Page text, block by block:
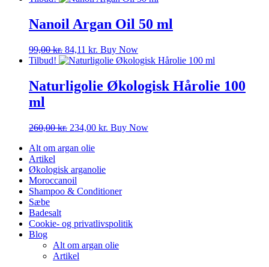
var:
135,00 kr..
er:
134,95 kr..
Nanoil Argan Oil 50 ml
99,00kr. Den
oprindelige
var:
99,00 kr..
84,11 kr. Den
aktuelle
84,11 kr..
Buy Now
Tilbud!
Naturligolie Økologisk Hårolie 100
ml
260,00kr. Den
pris
260,00 kr..
234,00 kr. Den
Buy Now
Alt om argan olie
Artikel
Økologisk arganolie
Moroccanoil
Shampoo & Conditioner
Sæbe
Badesalt
Cookie- og privatlivspolitik
Blog
Alt om argan olie
Artikel